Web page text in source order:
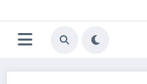
au
contenu